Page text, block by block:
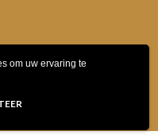
om uw ervaring te